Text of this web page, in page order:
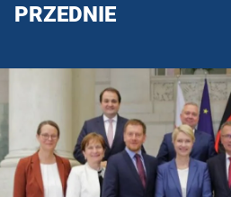
PRZEDNIE